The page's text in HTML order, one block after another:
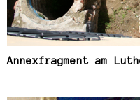
Annexfragment am